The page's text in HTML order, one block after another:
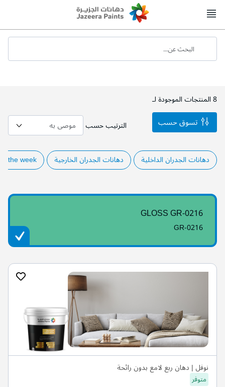
to
البحث عن...
8المنتجات الموجودة لـ
الترتيب حسب
دهانات الجدران الداخلية دهانات الجدران الخارجية the week
GLOSS GR-0216
GR-0216
نوفل | دهان ربع لامع بدون رائحة
متوفر
تسوق حسب